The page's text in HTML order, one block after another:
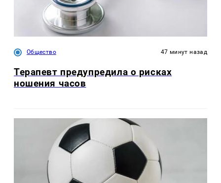
Общество 47 минут назад
Терапевт предупредила о рисках
ношения часов